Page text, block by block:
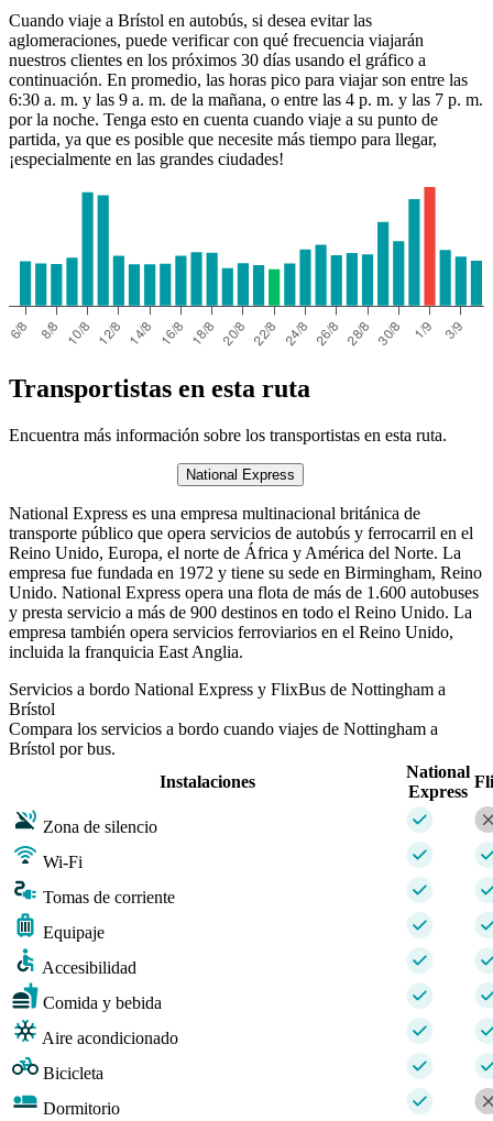
Bristol
Cuando viaje a Brístol en autobús, si desea evitar las
aglomeraciones, puede verificar con qué frecuencia viajarán
nuestros clientes en los próximos 30 días usando el gráfico a
continuación. En promedio, las horas pico para viajar son entre las
6:30 a. m. y las 9 a. m. de la mañana, o entre las 4 p. m. y las 7 p. m.
por la noche. Tenga esto en cuenta cuando viaje a su punto de
partida, ya que es posible que necesite más tiempo para llegar,
¡especialmente en las grandes ciudades!
Transportistas en esta ruta
Encuentra más información sobre los transportistas en esta ruta.
National Express
National Express es una empresa multinacional británica de
transporte público que opera servicios de autobús y ferrocarril en el
Reino Unido, Europa, el norte de África y América del Norte. La
empresa fue fundada en 1972 y tiene su sede en Birmingham, Reino
Unido. National Express opera una flota de más de 1.600 autobuses
y presta servicio a más de 900 destinos en todo el Reino Unido. La
empresa también opera servicios ferroviarios en el Reino Unido,
incluida la franquicia East Anglia.
Servicios a bordo National Express y FlixBus de Nottingham a
Brístol
Compara los servicios a bordo cuando viajes de Nottingham a
Brístol por bus.
Instalaciones
National
Express
Zona de silencio
Wi-Fi
Tomas de corriente
Equipaje
Accesibilidad
Comida y bebida
Aire acondicionado
Bicicleta
Dormitorio